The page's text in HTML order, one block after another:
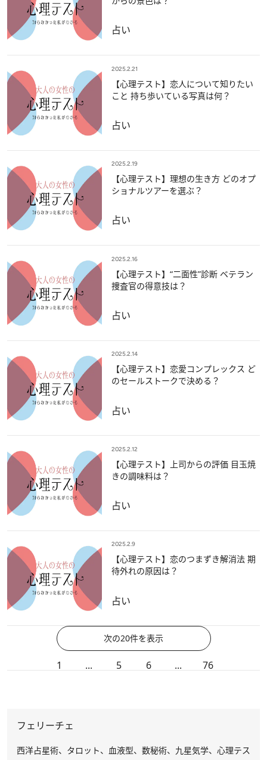
占い
2025.2.21
【心理テスト】恋人について知りたい
こと 持ち歩いている写真は何？
占い
2025.2.19
【心理テスト】理想の生き方 どのオプ
ショナルツアーを選ぶ？
占い
2025.2.16
【心理テスト】“二面性”診断 ベテラン
捜査官の得意技は？
占い
2025.2.14
【心理テスト】恋愛コンプレックス ど
のセールストークで決める？
占い
2025.2.12
【心理テスト】上司からの評価 目玉焼
きの調味料は？
占い
2025.2.9
【心理テスト】恋のつまずき解消法 期
待外れの原因は？
占い
次の20件を表示
1 ... 5 6 ... 76
フェリーチェ
西洋占星術、タロット、血液型、数秘術、九星気学、心理テス